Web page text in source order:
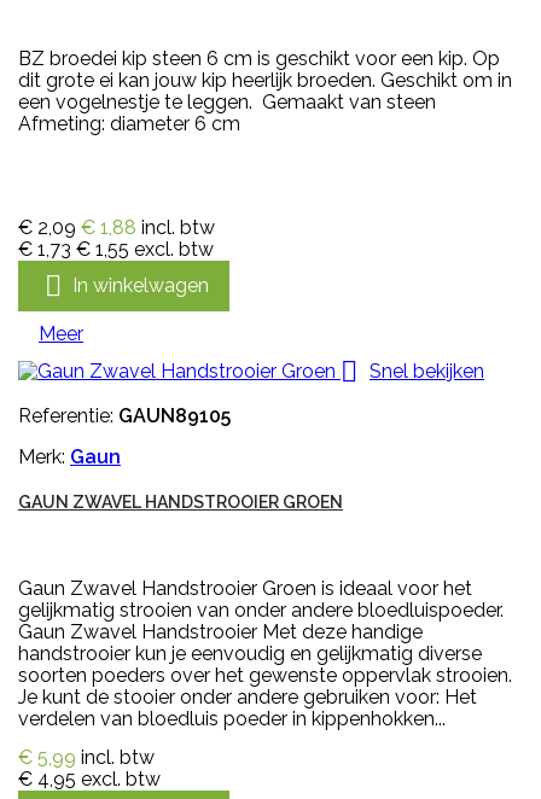
BZ broedei kip steen 6 cm is geschikt voor een kip. Op
dit grote ei kan jouw kip heerlijk broeden. Geschikt om in
een vogelnestje te leggen. Gemaakt van steen
Afmeting: diameter 6 cm
€ 2,09 € 1,88 incl. btw
€ 1,73 € 1,55 excl. btw
 In winkelwagen
Meer

Snel bekijken
Referentie: GAUN89105
Merk: Gaun
GAUN ZWAVEL HANDSTROOIER GROEN
Gaun Zwavel Handstrooier Groen is ideaal voor het
gelijkmatig strooien van onder andere bloedluispoeder.
Gaun Zwavel Handstrooier Met deze handige
handstrooier kun je eenvoudig en gelijkmatig diverse
soorten poeders over het gewenste oppervlak strooien.
Je kunt de stooier onder andere gebruiken voor: Het
verdelen van bloedluis poeder in kippenhokken...
€ 5,99 incl. btw
€ 4,95 excl. btw